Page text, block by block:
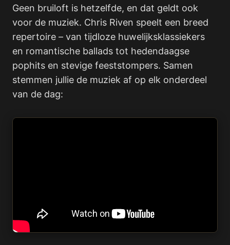
Geen bruiloft is hetzelfde, en dat geldt ook
voor de muziek. Chris Riven speelt een breed
repertoire – van tijdloze huwelijksklassiekers
en romantische ballads tot hedendaagse
pophits en stevige feeststompers. Samen
stemmen jullie de muziek af op elk onderdeel
van de dag: